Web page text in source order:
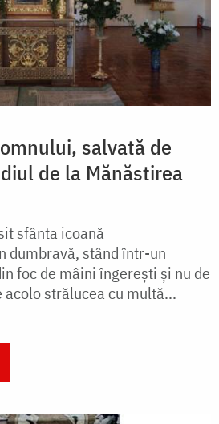
salvată de
de la Mănăstirea
sfânta icoană
dumbravă, stând într-un
foc de mâini îngereşti şi nu de
strălucea cu multă...